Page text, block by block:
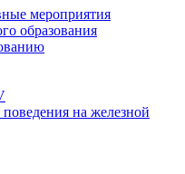
мероприятия
образования
на железной